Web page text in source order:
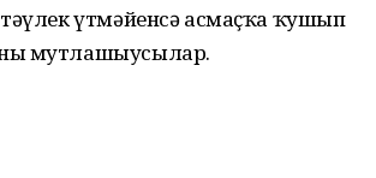
үтмәйенсә асмаҫҡа ҡушып
мутлашыусылар.